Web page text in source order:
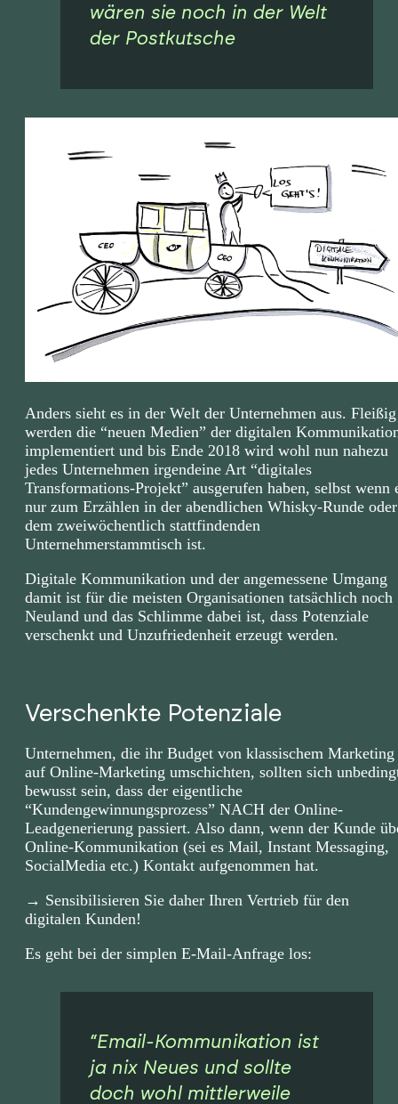
wären sie noch in der Welt
der Postkutsche
Anders sieht es in der Welt der Unternehmen aus. Fleißig
werden die “neuen Medien” der digitalen
implementiert und bis Ende 2018 wird wohl nun nahezu
jedes Unternehmen irgendeine Art “digitales
Transformations-Projekt” ausgerufen haben, selbst wenn
nur zum Erzählen in der abendlichen Whisky-Runde oder
dem zweiwöchentlich stattfindenden
Unternehmerstammtisch ist.
Digitale Kommunikation und der angemessene Umgang
damit ist für die meisten Organisationen tatsächlich noch
Neuland und das Schlimme dabei ist, dass Potenziale
verschenkt und Unzufriedenheit erzeugt werden.
Verschenkte Potenziale
Unternehmen, die ihr Budget von klassischem Marketing
auf Online-Marketing umschichten, sollten sich
bewusst sein, dass der eigentliche
“Kundengewinnungsprozess” NACH der Online-
Leadgenerierung passiert. Also dann, wenn der Kunde
Online-Kommunikation (sei es Mail, Instant Messaging,
SocialMedia etc.) Kontakt aufgenommen hat.
→ Sensibilisieren Sie daher Ihren Vertrieb für den
digitalen Kunden!
Es geht bei der simplen E-Mail-Anfrage los:
“Email-Kommunikation ist
ja nix Neues und sollte
doch wohl mittlerweile